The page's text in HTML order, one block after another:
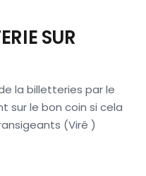
SUR
la billetteries par le
sur le bon coin si cela
(Viré )